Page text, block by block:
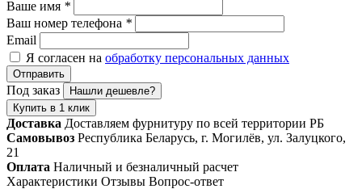
Ваше имя *
Ваш номер телефона *
Email
Я согласен на обработку персональных данных
Отправить
Под заказ
Нашли дешевле?
Купить в 1 клик
Доставка Доставляем фурнитуру по всей территории РБ
Самовывоз Республика Беларусь, г. Могилёв, ул. Залуцкого,
21
Оплата Наличный и безналичный расчет
Характеристики Отзывы Вопрос-ответ